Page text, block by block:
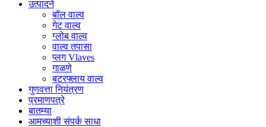
उत्पादने
बॉल वाल्व
गेट वाल्व
ग्लोब वाल्व
वाल्व तपासा
प्लग Vlaves
गाळणे
बटरफ्लाय वाल्व
गुणवत्ता नियंत्रण
प्रमाणपत्रे
बातम्या
आमच्याशी संपर्क साधा